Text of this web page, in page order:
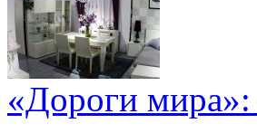
«Дороги